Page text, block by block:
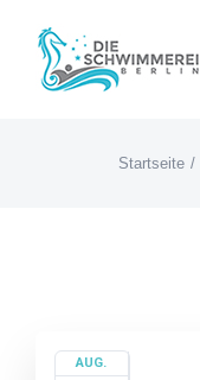
Zum
Inhalt
Startseite
AUG.